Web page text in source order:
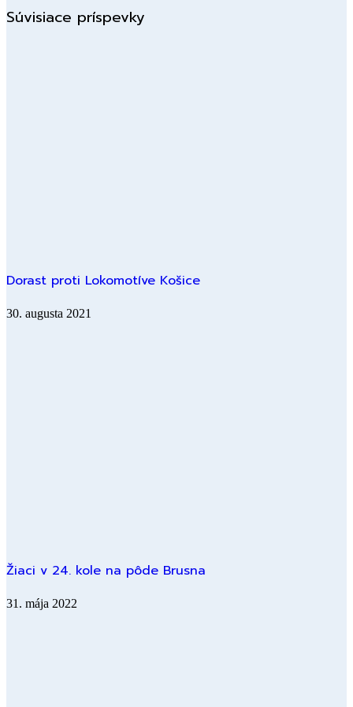
Súvisiace príspevky
Dorast proti Lokomotíve Košice
30. augusta 2021
Žiaci v 24. kole na pôde Brusna
31. mája 2022